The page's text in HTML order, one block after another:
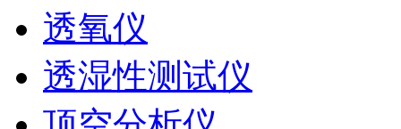
透氧仪
透湿性测试仪